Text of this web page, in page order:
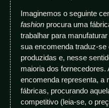
Imaginemos o seguinte
fashion procura uma
trabalhar para
sua encomenda traduz-
produzidas e, nesse
maioria dos fornecedores.
encomenda representa, a
fábricas, procurando
competitivo (leia-se, o